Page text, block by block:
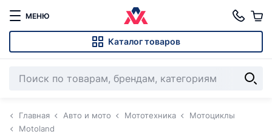
МЕНЮ
Каталог товаров
Главная Авто и мото Мототехника
Мотоциклы
Motoland